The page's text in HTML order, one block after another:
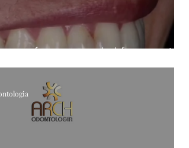
que fazem total diferença!